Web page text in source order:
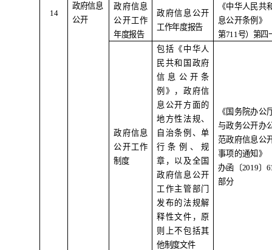
1 4
政府信息
公开
政府信息
公开工作
年度报告
政府信息公开
工作年度报告
《中华人民共
息公开条例》
第711 号）第四
政府信息
公开工作
制度
包括《中华人
民共和国政府
信息公开条
例》，政府信
息公开方面的
地方性法规、
自治条例、单
行条例、规
章，以及全国
政府信息公开
工作主管部门
发布的法规解
释性文件，原
则上不包括其
他制度文件
《国务院办公
与政务公开办
范政府信息公
事项的通知》
办函〔2019〕
部分